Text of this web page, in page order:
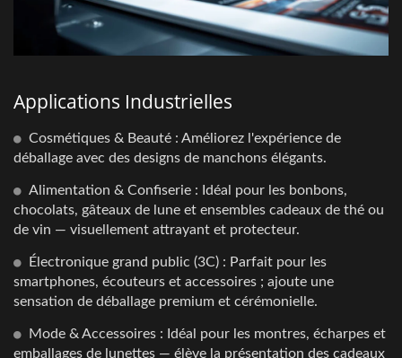
Applications Industrielles
Cosmétiques & Beauté : Améliorez l'expérience de
déballage avec des designs de manchons élégants.
Alimentation & Confiserie : Idéal pour les bonbons,
chocolats, gâteaux de lune et ensembles cadeaux de thé ou
de vin — visuellement attrayant et protecteur.
Électronique grand public (3C) : Parfait pour les
smartphones, écouteurs et accessoires ; ajoute une
sensation de déballage premium et cérémonielle.
Mode & Accessoires : Idéal pour les montres, écharpes et
emballages de lunettes — élève la présentation des cadeaux